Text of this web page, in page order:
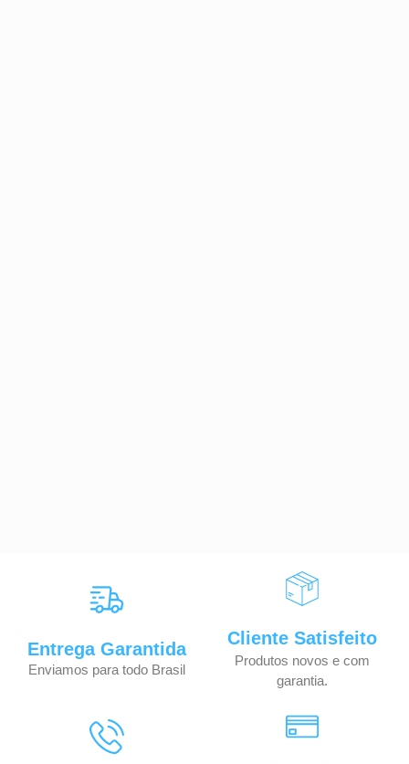
Entrega Garantida
Enviamos para todo Brasil
Cliente Satisfeito
Produtos novos e com
garantia.